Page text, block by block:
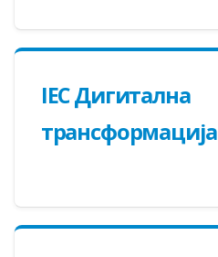
IEC Дигитална
трансформација